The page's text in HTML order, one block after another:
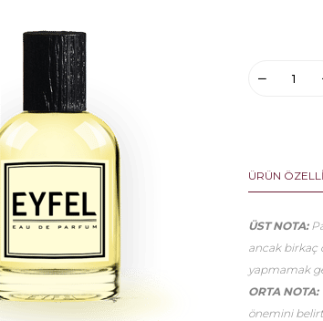
ÜRÜN
ÜST NOTA:
ancak birkaç
yapmamak
ORTA NOTA:
önemini